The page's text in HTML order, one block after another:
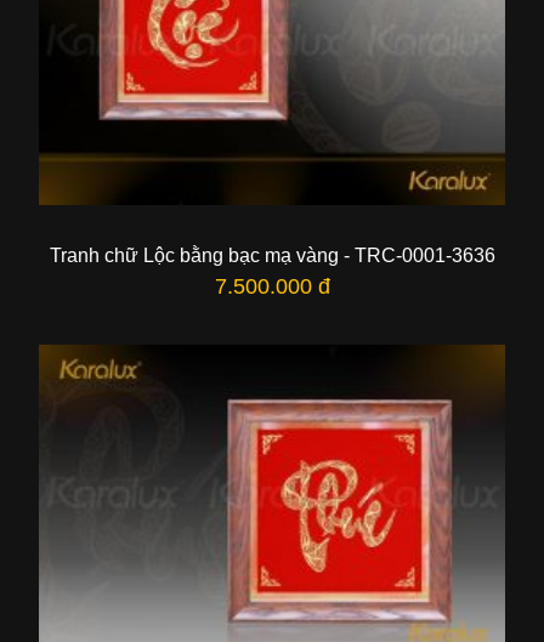
Tranh chữ Lộc bằng bạc mạ vàng - TRC-0001-3636
7.500.000 đ